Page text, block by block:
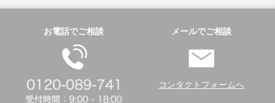
お電話でご相談 メールでご相談
コンタクトフォームへ